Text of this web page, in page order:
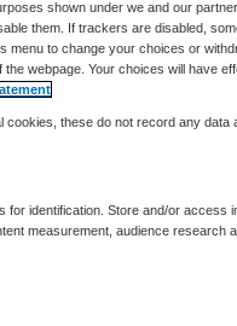
38 keer gelezen
aan
Daaronder
onderwerpen.
shown under we and our
them. If trackers are disabled,
menu to change your choices or
webpage. Your choices will have
these do not record any data
identification. Store and/or access
measurement, audience research